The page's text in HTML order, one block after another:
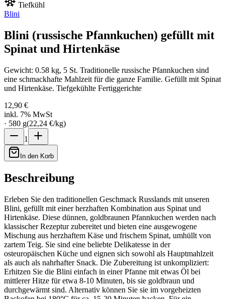
Tiefkühl
Blini
Blini (russische Pfannkuchen) gefüllt mit
Spinat und Hirtenkäse
Gewicht: 0.58 kg, 5 St. Traditionelle russische Pfannkuchen sind
eine schmackhafte Mahlzeit für die ganze Familie. Gefüllt mit Spinat
und Hirtenkäse. Tiefgekühlte Fertiggerichte
12,90 €
inkl. 7% MwSt
· 580 g(22,24 €/kg)
1
In den Korb
Beschreibung
Erleben Sie den traditionellen Geschmack Russlands mit unseren
Blini, gefüllt mit einer herzhaften Kombination aus Spinat und
Hirtenkäse. Diese dünnen, goldbraunen Pfannkuchen werden nach
klassischer Rezeptur zubereitet und bieten eine ausgewogene
Mischung aus herzhaftem Käse und frischem Spinat, umhüllt von
zartem Teig. Sie sind eine beliebte Delikatesse in der
osteuropäischen Küche und eignen sich sowohl als Hauptmahlzeit
als auch als nahrhafter Snack. Die Zubereitung ist unkompliziert:
Erhitzen Sie die Blini einfach in einer Pfanne mit etwas Öl bei
mittlerer Hitze für etwa 8-10 Minuten, bis sie goldbraun und
durchgewärmt sind. Alternativ können Sie sie im vorgeheizten